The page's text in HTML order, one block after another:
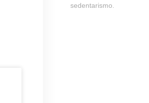
sedentarismo.